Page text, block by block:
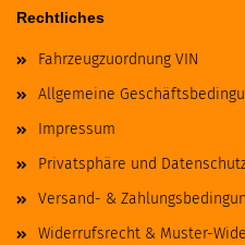
Rechtliches
Fahrzeugzuordnung VIN
Allgemeine
Impressum
Privatsphäre und
Versand- &
Widerrufsrecht & Muster-